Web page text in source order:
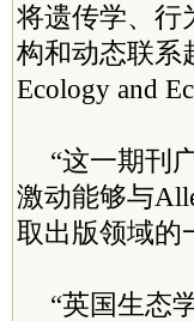
将遗传学、行
构和动态联系
Ecology and
“这一期刊
激动能够与
取出版领域的
“英国生态